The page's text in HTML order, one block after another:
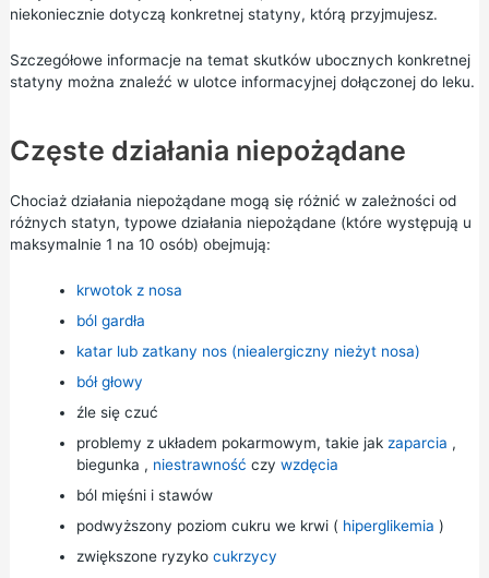
niekoniecznie dotyczą konkretnej statyny, którą przyjmujesz.
Szczegółowe informacje na temat skutków ubocznych konkretnej
statyny można znaleźć w ulotce informacyjnej dołączonej do leku.
Częste działania niepożądane
Chociaż działania niepożądane mogą się różnić w zależności od
różnych statyn, typowe działania niepożądane (które występują u
maksymalnie 1 na 10 osób) obejmują:
krwotok z nosa
ból gardła
katar lub zatkany nos (niealergiczny nieżyt nosa)
bół głowy
źle się czuć
problemy z układem pokarmowym, takie jak zaparcia ,
biegunka , niestrawność czy wzdęcia
ból mięśni i stawów
podwyższony poziom cukru we krwi ( hiperglikemia )
zwiększone ryzyko cukrzycy